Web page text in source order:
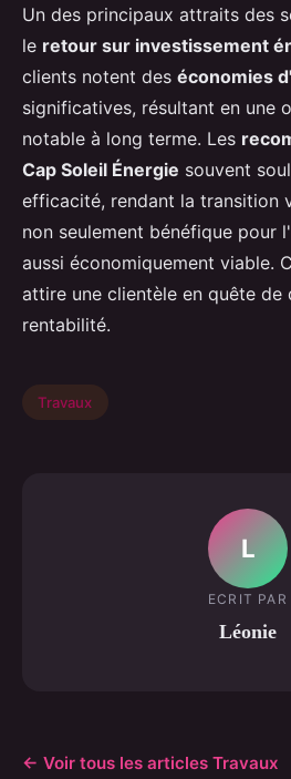
Un des principaux attraits des
le retour sur investissement
clients notent des économies
significatives, résultant en une
notable à long terme. Les
Cap Soleil Énergie souvent
efficacité, rendant la transition
non seulement bénéfique pour
aussi économiquement viable.
attire une clientèle en quête de
rentabilité.
Travaux
L
ECRIT PAR
Léonie
← Voir tous les articles Travaux